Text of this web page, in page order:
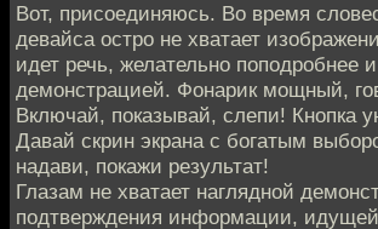
Вот, присоединяюсь. Во время
девайса остро не хватает
идет речь, желательно поподробнее
демонстрацией. Фонарик мощный,
Включай, показывай, слепи! Кнопка
Давай скрин экрана с богатым
надави, покажи результат!
Глазам не хватает наглядной
подтверждения информации, идущей